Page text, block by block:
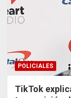
POLICIALES
TikTok